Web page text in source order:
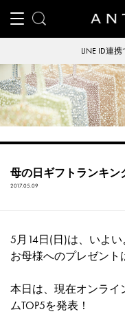
LINE ID連
母の日ギフトランキン
2017.05.09
5月14日(日)は、いよい
お母様へのプレゼント
本日は、現在オンライ
ムTOP5を発表！